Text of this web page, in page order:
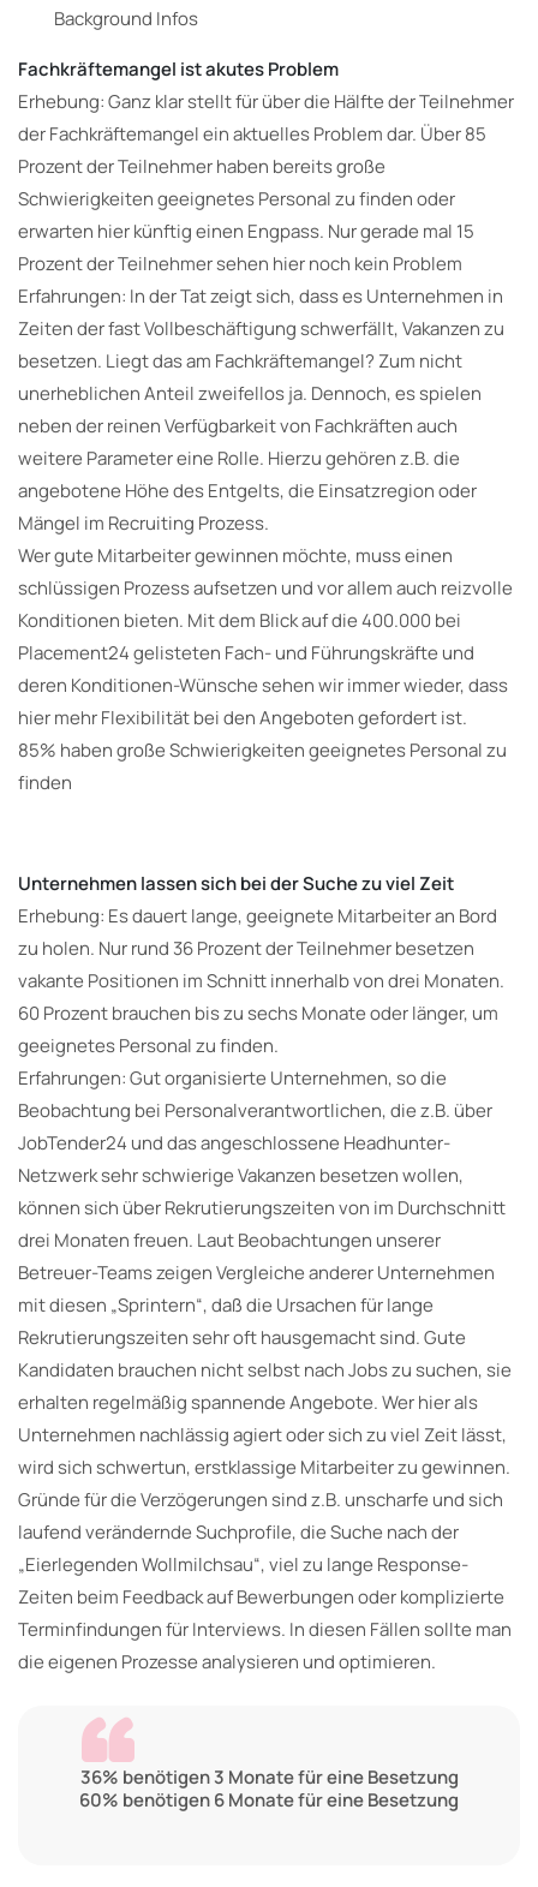
Background Infos
Fachkräftemangel ist akutes Problem
Erhebung: Ganz klar stellt für über die Hälfte der Teilnehmer
der Fachkräftemangel ein aktuelles Problem dar. Über 85
Prozent der Teilnehmer haben bereits große
Schwierigkeiten geeignetes Personal zu finden oder
erwarten hier künftig einen Engpass. Nur gerade mal 15
Prozent der Teilnehmer sehen hier noch kein Problem
Erfahrungen: In der Tat zeigt sich, dass es Unternehmen in
Zeiten der fast Vollbeschäftigung schwerfällt, Vakanzen zu
besetzen. Liegt das am Fachkräftemangel? Zum nicht
unerheblichen Anteil zweifellos ja. Dennoch, es spielen
neben der reinen Verfügbarkeit von Fachkräften auch
weitere Parameter eine Rolle. Hierzu gehören z.B. die
angebotene Höhe des Entgelts, die Einsatzregion oder
Mängel im Recruiting Prozess.
Wer gute Mitarbeiter gewinnen möchte, muss einen
schlüssigen Prozess aufsetzen und vor allem auch reizvolle
Konditionen bieten. Mit dem Blick auf die 400.000 bei
Placement24 gelisteten Fach- und Führungskräfte und
deren Konditionen-Wünsche sehen wir immer wieder, dass
hier mehr Flexibilität bei den Angeboten gefordert ist.
85% haben große Schwierigkeiten geeignetes Personal zu
finden
Unternehmen lassen sich bei der Suche zu viel Zeit
Erhebung: Es dauert lange, geeignete Mitarbeiter an Bord
zu holen. Nur rund 36 Prozent der Teilnehmer besetzen
vakante Positionen im Schnitt innerhalb von drei Monaten.
60 Prozent brauchen bis zu sechs Monate oder länger, um
geeignetes Personal zu finden.
Erfahrungen: Gut organisierte Unternehmen, so die
Beobachtung bei Personalverantwortlichen, die z.B. über
JobTender24 und das angeschlossene Headhunter-
Netzwerk sehr schwierige Vakanzen besetzen wollen,
können sich über Rekrutierungszeiten von im Durchschnitt
drei Monaten freuen. Laut Beobachtungen unserer
Betreuer-Teams zeigen Vergleiche anderer Unternehmen
mit diesen „Sprintern“, daß die Ursachen für lange
Rekrutierungszeiten sehr oft hausgemacht sind. Gute
Kandidaten brauchen nicht selbst nach Jobs zu suchen, sie
erhalten regelmäßig spannende Angebote. Wer hier als
Unternehmen nachlässig agiert oder sich zu viel Zeit lässt,
wird sich schwertun, erstklassige Mitarbeiter zu gewinnen.
Gründe für die Verzögerungen sind z.B. unscharfe und sich
laufend verändernde Suchprofile, die Suche nach der
„Eierlegenden Wollmilchsau“, viel zu lange Response-
Zeiten beim Feedback auf Bewerbungen oder komplizierte
Terminfindungen für Interviews. In diesen Fällen sollte man
die eigenen Prozesse analysieren und optimieren.
36% benötigen 3 Monate für eine Besetzung
60% benötigen 6 Monate für eine Besetzung